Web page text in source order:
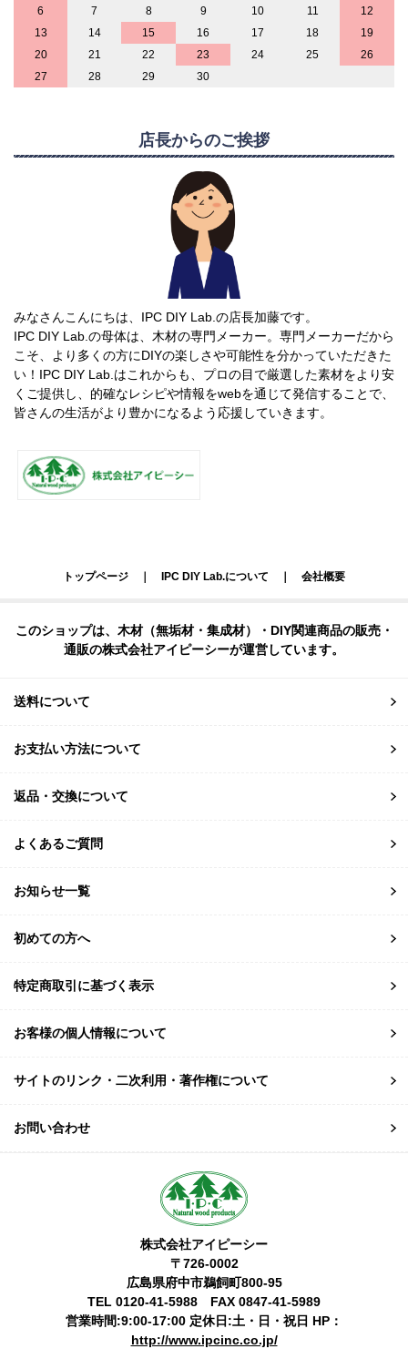
6
7 8 9 10 11
12
13
14 15 16 17 18
19
20
21 22 23 24 25
26
27
28 29 30
店長からのご挨拶
みなさんこんにちは、IPC DIY Lab.の店長加藤です。
IPC DIY Lab.の母体は、木材の専門メーカー。専門メーカーだから
こそ、より多くの方にDIYの楽しさや可能性を分かっていただきた
い！IPC DIY Lab.はこれからも、プロの目で厳選した素材をより安
くご提供し、的確なレシピや情報をwebを通じて発信することで、
皆さんの生活がより豊かになるよう応援していきます。
トップページ IPC DIY Lab.について 会社概要
このショップは、木材（無垢材・集成材）・DIY関連商品の販売・
通販の株式会社アイピーシーが運営しています。
送料について
お支払い方法について
返品・交換について
よくあるご質問
お知らせ一覧
初めての方へ
特定商取引に基づく表示
お客様の個人情報について
サイトのリンク・二次利用・著作権について
お問い合わせ
株式会社アイピーシー
〒726-0002
広島県府中市鵜飼町800-95
TEL 0120-41-5988 FAX 0847-41-5989
営業時間:9:00-17:00 定休日:土・日・祝日 HP：
http://www.ipcinc.co.jp/